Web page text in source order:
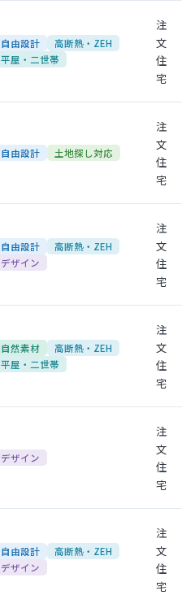
自由設計
高断熱・ZEH
平屋・二世帯
注
文
住
宅
自由設計 土地探し対応
注
文
住
宅
自由設計
高断熱・ZEH
デザイン
注
文
住
宅
自然素材
高断熱・ZEH
平屋・二世帯
注
文
住
宅
デザイン
注
文
住
宅
自由設計
高断熱・ZEH
デザイン
注
文
住
宅